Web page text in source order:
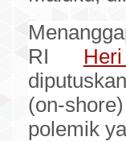
RI
(on-
polemik